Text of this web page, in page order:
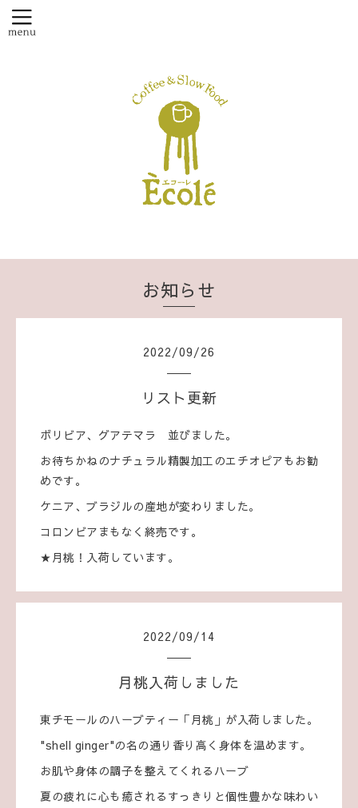
お知らせ
2022/09/26
リスト更新
ボリビア、グアテマラ 並びました。
お待ちかねのナチュラル精製加工のエチオピアもお勧
めです。
ケニア、ブラジルの産地が変わりました。
コロンビアまもなく終売です。
★月桃！入荷しています。
2022/09/14
月桃入荷しました
東チモールのハーブティー「月桃」が入荷しました。
"shell ginger"の名の通り香り高く身体を温めます。
お肌や身体の調子を整えてくれるハーブ
夏の疲れに心も癒されるすっきりと個性豊かな味わい